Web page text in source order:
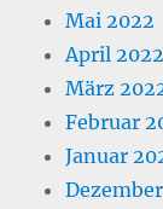
Mai 2022
April 2022
März
Februar
Januar